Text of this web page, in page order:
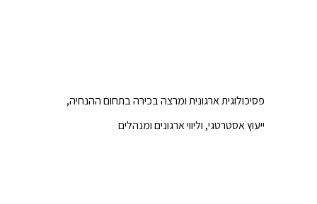
פסיכולוגית ארגונית ומרצה בכירה בתחום ההנחיה,
ייעוץ אסטרטגי, וליווי ארגונים ומנהלים